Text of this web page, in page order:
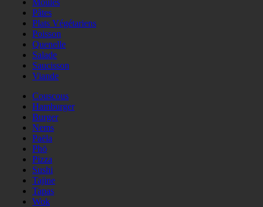
Moules
Pâtes
Plats Végétariens
Poisson
Quenelle
Salade
Saucisson
Viande
Couscous
Hamburger
Burger
Nems
Paëla
Phö
Pizza
Sushi
Tajine
Tapas
Wok